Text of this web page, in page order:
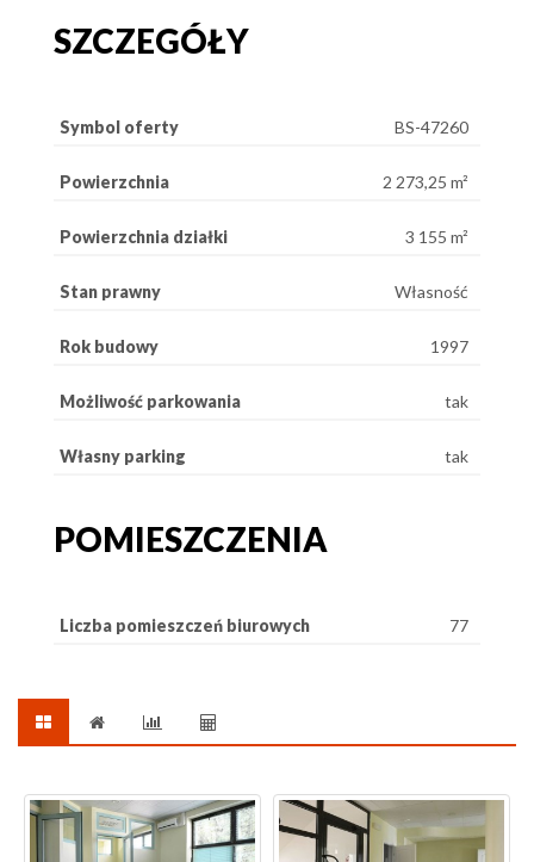
SZCZEGÓŁY
Symbol oferty BS-47260
Powierzchnia 2 273,25 m²
Powierzchnia działki 3 155 m²
Stan prawny Własność
Rok budowy 1997
Możliwość parkowania tak
Własny parking tak
POMIESZCZENIA
Liczba pomieszczeń biurowych 77